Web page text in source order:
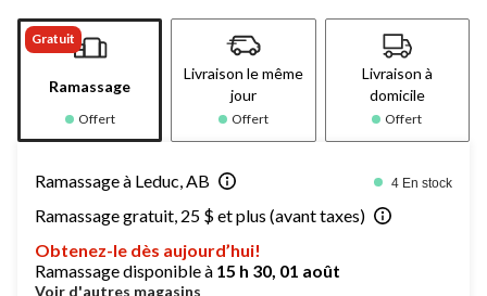
Gratuit
Ramassage
Offert
Livraison le même
jour
Offert
Livraison à
domicile
Offert
Ramassage à Leduc, AB 4 En stock
Ramassage gratuit, 25 $ et plus (avant taxes)
Obtenez-le dès aujourd’hui!
Ramassage disponible à 15 h 30, 01 août
Voir d'autres magasins